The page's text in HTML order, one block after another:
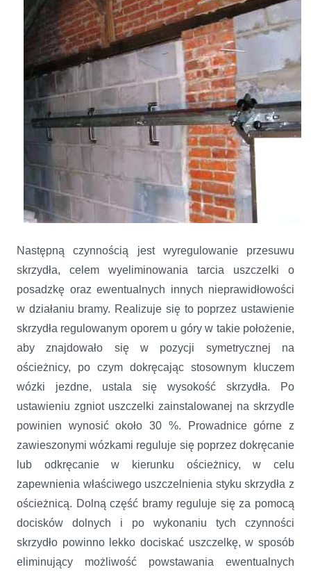
Następną czynnością jest wyregulowanie przesuwu
skrzydła, celem wyeliminowania tarcia uszczelki o
posadzkę oraz ewentualnych innych nieprawidłowości
w działaniu bramy. Realizuje się to poprzez ustawienie
skrzydła regulowanym oporem u góry w takie położenie,
aby znajdowało się w pozycji symetrycznej na
ościeżnicy, po czym dokręcając stosownym kluczem
wózki jezdne, ustala się wysokość skrzydła. Po
ustawieniu zgniot uszczelki zainstalowanej na skrzydle
powinien wynosić około 30 %. Prowadnice górne z
zawieszonymi wózkami reguluje się poprzez dokręcanie
lub odkręcanie w kierunku ościeżnicy, w celu
zapewnienia właściwego uszczelnienia styku skrzydła z
ościeżnicą. Dolną część bramy reguluje się za pomocą
docisków dolnych i po wykonaniu tych czynności
skrzydło powinno lekko dociskać uszczelkę, w sposób
eliminujący możliwość powstawania ewentualnych